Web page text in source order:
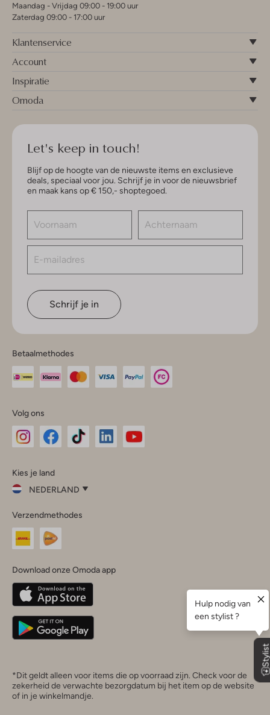
Maandag - Vrijdag 09:00 - 19:00 uur
Zaterdag 09:00 - 17:00 uur
Klantenservice
Account
Inspiratie
Omoda
Let's keep in touch!
Blijf op de hoogte van de nieuwste items en exclusieve
deals, speciaal voor jou. Schrijf je in voor de nieuwsbrief
en maak kans op € 150,- shoptegoed.
Schrijf je in
Betaalmethodes
Volg ons
InstagramFacebook
Kies je land
NEDERLAND
je
land
Nederland
Belgique(Français)
Deutschland
Verzendmethodes
Download onze Omoda app
*Dit geldt alleen voor items die op voorraad zijn. Check voor de
zekerheid de verwachte bezorgdatum bij het item op de website
of in je winkelmandje.